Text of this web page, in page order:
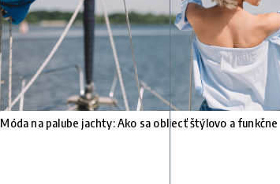
Móda na palube jachty: Ako sa obliecť štýlovo a funkčne